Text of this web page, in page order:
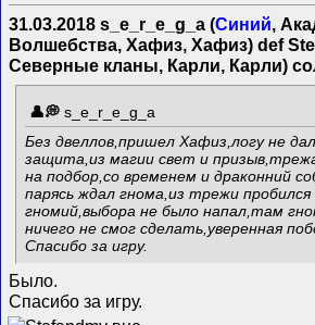
31.03.2018 s_e_r_e_g_a (Синий,
Волшебства, Хафиз, Хафиз) def
Северные кланы, Карли, Карли)
s_e_r_e_g_a
Без двеллов,пришел Хафиз,логу не
защита,из магии свет и
на подбор,со временем и драконний
парясь ждал гнома,из трежи пробился
гномий,выбора не было напал,там
ничего не смог сделать,уверенная
Спасибо за игру.
Было.
Спасибо за игру.